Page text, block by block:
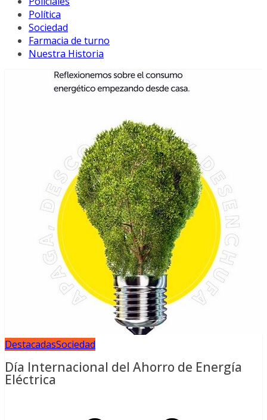
Política
Sociedad
Farmacia de turno
Nuestra Historia
DestacadasSociedad
Día Internacional del Ahorro de Energía
Eléctrica